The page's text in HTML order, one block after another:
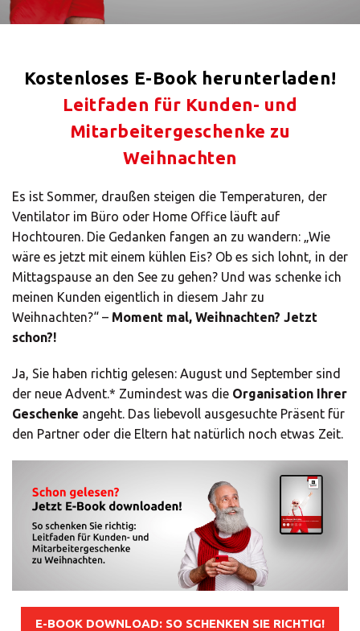
ALLE
Logistiklösungen
E-Commerce
Drucklösungen
Marketinglösungen
ALLE
LÖSUNGEN
Postservices
ALLE
Kostenloses E-Book herunterladen!
Leitfaden für Kunden- und
Mitarbeitergeschenke zu
Weihnachten
Es ist Sommer, draußen steigen die Temperaturen, der
Ventilator im Büro oder Home Office läuft auf
Hochtouren. Die Gedanken fangen an zu wandern: „Wie
wäre es jetzt mit einem kühlen Eis? Ob es sich lohnt, in der
Mittagspause an den See zu gehen? Und was schenke ich
meinen Kunden eigentlich in diesem Jahr zu
Weihnachten?“ – Moment mal, Weihnachten? Jetzt
schon?!
Ja, Sie haben richtig gelesen: August und September sind
der neue Advent.* Zumindest was die Organisation Ihrer
Geschenke angeht. Das liebevoll ausgesuchte Präsent für
den Partner oder die Eltern hat natürlich noch etwas Zeit.
E-BOOK DOWNLOAD: SO SCHENKEN SIE RICHTIG!